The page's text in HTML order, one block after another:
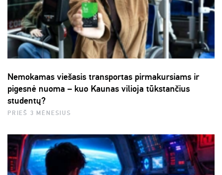
Nemokamas viešasis transportas pirmakursiams ir
pigesnė nuoma – kuo Kaunas vilioja tūkstančius
studentų?
PRIEŠ 3 MĖNESIUS